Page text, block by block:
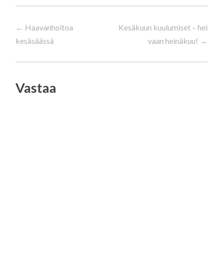
Artikkelien
← Haavanhoitoa
kesäsäässä
Kesäkuun kuulumiset – hei
vaan heinäkuu! →
Vastaa